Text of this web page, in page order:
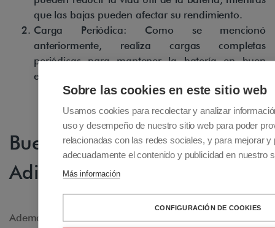
que las bajas pueden afectar su rendimiento.
Carga Periódica: Como se mencionó
anteriormente, realiza cargas completas
periódicas para mantener la batería en buen
estado.
Buenas Prácticas
Adicionales
Además de los cuidados básicos, considera las
Sobre las cookies en este sitio web
Usamos cookies para recolectar y analizar
uso y desempeño de nuestro sitio web para poder
relacionadas con las redes sociales, y para mejorar y
adecuadamente el contenido y publicidad en nuestro
Más información
CONFIGURACIÓN DE COOKIES